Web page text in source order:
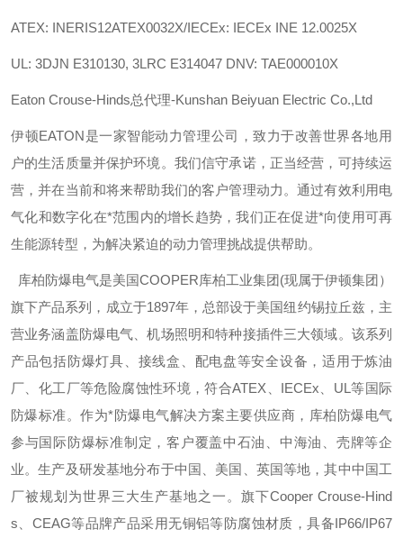
ATEX: INERIS12ATEX0032X/IECEx: IECEx INE 12.0025X
UL: 3DJN E310130, 3LRC E314047 DNV: TAE000010X
Eaton Crouse-Hinds总代理-Kunshan Beiyuan Electric Co.,Ltd
伊顿EATON是一家智能动力管理公司，致力于改善世界各地用
户的生活质量并保护环境。我们信守承诺，正当经营，可持续运
营，并在当前和将来帮助我们的客户管理动力。通过有效利用电
气化和数字化在*范围内的增长趋势，我们正在促进*向使用可再
生能源转型，为解决紧迫的动力管理挑战提供帮助。
库柏防爆电气是美国COOPER库柏工业集团(现属于伊顿集团）
旗下产品系列，成立于1897年，总部设于美国纽约锡拉丘兹，主
营业务涵盖防爆电气、机场照明和特种接插件三大领域。该系列
产品包括防爆灯具、接线盒、配电盘等安全设备，适用于炼油
厂、化工厂等危险腐蚀性环境，符合ATEX IECEx UL 等国际
防爆标准。作为*防爆电气解决方案主要供应商，库柏防爆电气
参与国际防爆标准制定，客户覆盖中石油、中海油、壳牌等企
业。生产及研发基地分布于中国、美国、英国等地，其中中国工
厂被规划为世界三大生产基地之一。旗下Cooper Crouse-Hind
s
CEAG等品牌产品采用无铜铝等防腐蚀材质，具备IP66/IP67